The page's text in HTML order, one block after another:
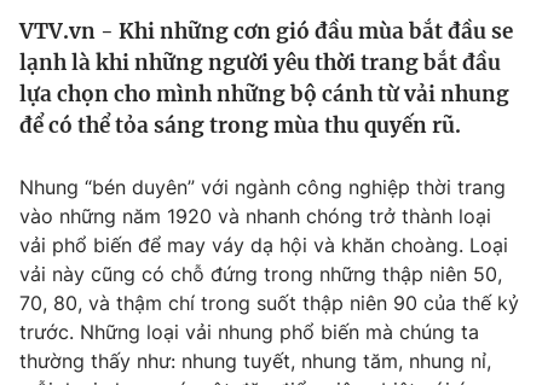
Y tế
Thế giới
Tin tức
Thế giới đó đây
Câu chuyện quốc tế
Kinh tế
Tài chính
Thị trường
Góc doanh nghiệp
Dữ liệu và đời sống
Truyền hình
Giáo dục
VTV.vn - Khi những cơn gió đầu mùa bắt đầu se
lạnh là khi những người yêu thời trang bắt đầu
lựa chọn cho mình những bộ cánh từ vải nhung
để có thể tỏa sáng trong mùa thu quyến rũ.
Nhung “bén duyên” với ngành công nghiệp thời trang
vào những năm 1920 và nhanh chóng trở thành loại
vải phổ biến để may váy dạ hội và khăn choàng. Loại
vải này cũng có chỗ đứng trong những thập niên 50,
70, 80, và thậm chí trong suốt thập niên 90 của thế kỷ
trước. Những loại vải nhung phổ biến mà chúng ta
thường thấy như: nhung tuyết, nhung tăm, nhung nỉ,